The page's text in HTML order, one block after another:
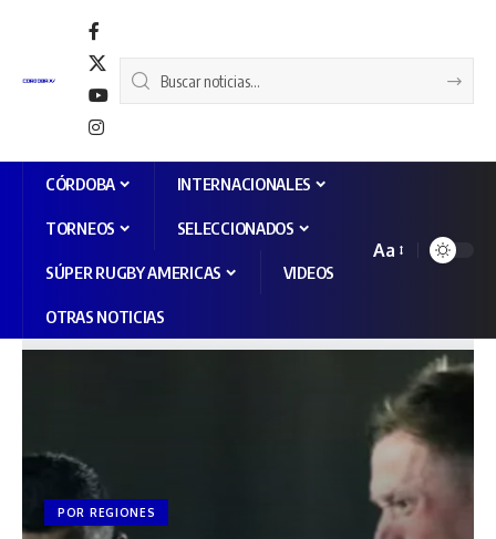
CÓRDOBA INTERNACIONALES
TORNEOS SELECCIONADOS
SÚPER RUGBY AMERICAS VIDEOS
OTRAS NOTICIAS
Aa
POR REGIONES